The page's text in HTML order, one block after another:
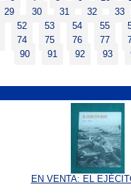
29 30 31 32
33
52 53 54 55
74 75 76 77
90
91 92 93
EN VENTA: EL